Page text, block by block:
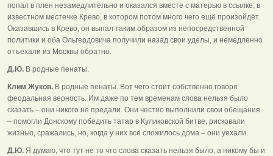
попал в плен незамедлительно и оказался вместе с матерью в ссылке, в
известном местечке Крево, в котором потом много чего ещё произойдёт.
Оказавшись в Крево, он выпал таким образом из непосредственной
политики и оба Ольгердовича получили назад свои уделы, и немедленно
отъехали из Москвы обратно.
Д.Ю. В родные пенаты.
Клим Жуков. В родные пенаты. Вот чего стоит собственно говоря
феодальная верность. Им даже по тем временам слова нельзя было
сказать – они никого не предали. Они честно выполнили свои обещания
– помогли Донскому победить татар в Куликовской битве, рисковали
жизнью, сражались, но, когда у них всё сложилось дома – они уехали.
Д.Ю. Я думаю, что тут не то что слова сказать нельзя было, а никому бы и